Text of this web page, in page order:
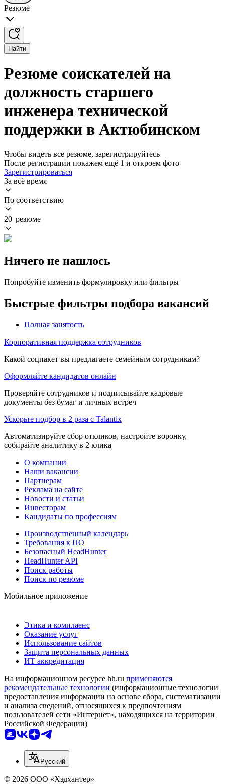
Резюме
Найти
Резюме соискателей на
должность старшего
инженера технической
поддержки в Актюбинском
Чтобы видеть все резюме, зарегистрируйтесь
После регистрации покажем ещё 1 и откроем фото
Зарегистрироваться
За всё время
По соответствию
20 резюме
Ничего не нашлось
Попробуйте изменить формулировку или фильтры
Быстрые фильтры подбора вакансий
Полная занятость
Корпоративная поддержка сотрудников
Какой соцпакет вы предлагаете семейным сотрудникам?
Оформляйте кандидатов онлайн
Проверяйте сотрудников и подписывайте кадровые
документы без бумаг и личных встреч
Ускорьте подбор в 2 раза с Talantix
Автоматизируйте сбор откликов, настройте воронку,
собирайте аналитику в 2 клика
О компании
Наши вакансии
Партнерам
Реклама на сайте
Новости и статьи
Инвесторам
Кандидаты по профессиям
Производственный календарь
Требования к ПО
Безопасный HeadHunter
HeadHunter API
Поиск работы
Поиск по резюме
Мобильное приложение
Этика и комплаенс
Оказание услуг
Использование сайтов
Защита персональных данных
ИТ аккредитация
На информационном ресурсе hh.ru применяются
рекомендательные технологии (информационные технологии
предоставления информации на основе сбора, систематизации
и анализа сведений, относящихся к предпочтениям
пользователей сети «Интернет», находящихся на территории
Российской Федерации)
Русский
© 2026 ООО «Хэдхантер»